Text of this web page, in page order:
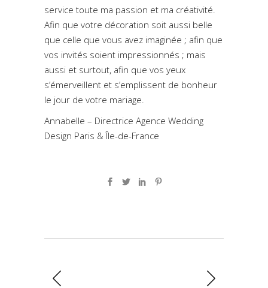
service toute ma passion et ma créativité.
Afin que votre décoration soit aussi belle
que celle que vous avez imaginée ; afin que
vos invités soient impressionnés ; mais
aussi et surtout, afin que vos yeux
s’émerveillent et s’emplissent de bonheur
le jour de votre mariage.
Annabelle – Directrice Agence Wedding
Design Paris & Île-de-France